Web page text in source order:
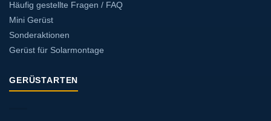
Häufig gestellte Fragen / FAQ
Mini Gerüst
Sonderaktionen
Gerüst für Solarmontage
GERÜSTARTEN